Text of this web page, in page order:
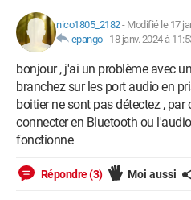
nico1805_2182- Modifié le 17
epango- 18 janv. 2024 à
bonjour , j'ai un problème avec
branchez sur les port audio en
boitier ne sont pas détectez ,
connecter en Bluetooth ou
fonctionne
Répondre (3) Moi aussi